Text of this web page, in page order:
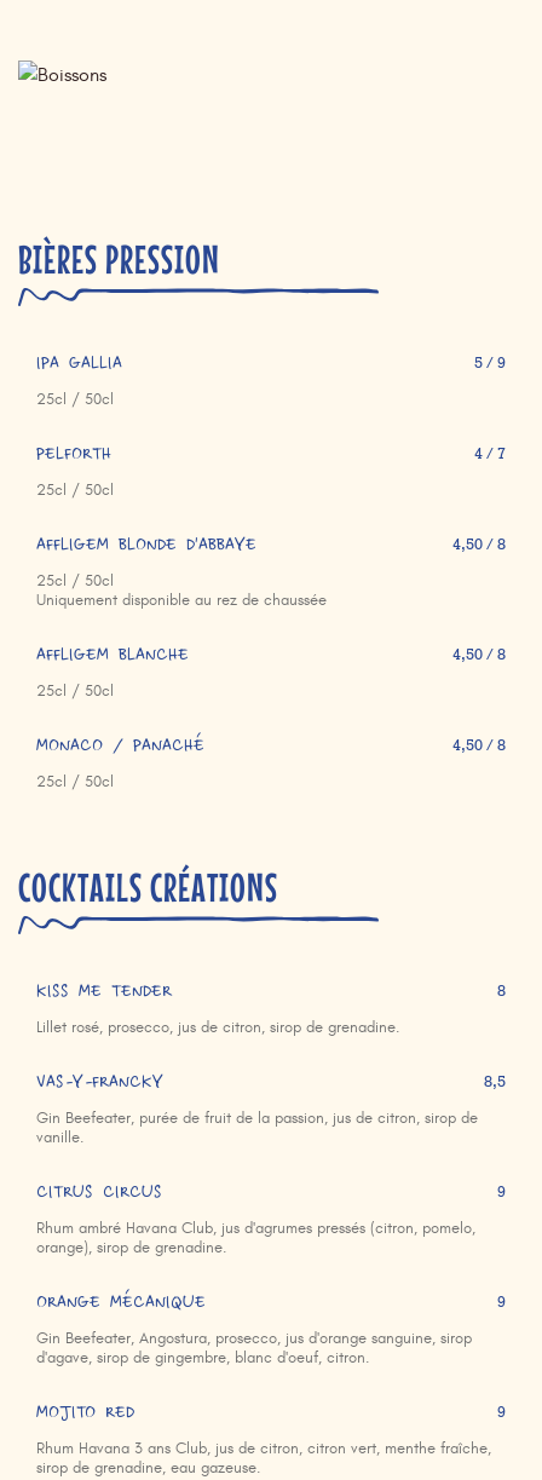
BIÈRES PRESSION
IPA GALLIA
25cl / 50cl
5 / 9
PELFORTH
25cl / 50cl
4 / 7
AFFLIGEM BLONDE D'ABBAYE
25cl / 50cl
Uniquement disponible au rez de chaussée
4,50 / 8
AFFLIGEM BLANCHE
25cl / 50cl
4,50 / 8
MONACO / PANACHÉ
25cl / 50cl
4,50 / 8
COCKTAILS CRÉATIONS
KISS ME TENDER
Lillet rosé, prosecco, jus de citron, sirop de grenadine.
8
VAS-Y-FRANCKY
Gin Beefeater, purée de fruit de la passion, jus de citron, sirop de
vanille.
8,5
CITRUS CIRCUS
Rhum ambré Havana Club, jus d'agrumes pressés (citron, pomelo,
orange), sirop de grenadine.
9
ORANGE MÉCANIQUE
Gin Beefeater, Angostura, prosecco, jus d'orange sanguine, sirop
d'agave, sirop de gingembre, blanc d'oeuf, citron.
9
MOJITO RED
Rhum Havana 3 ans Club, jus de citron, citron vert, menthe fraîche,
sirop de grenadine, eau gazeuse.
9